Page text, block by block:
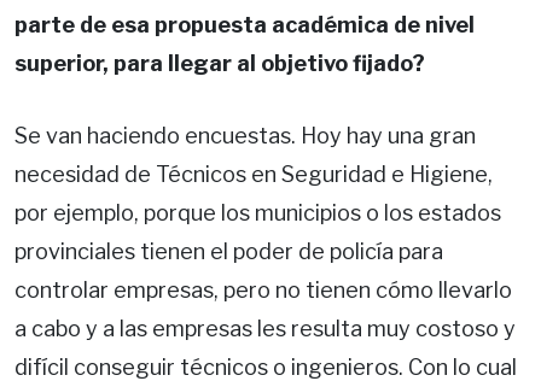
parte de esa propuesta académica de nivel
superior, para llegar al objetivo fijado?
Se van haciendo encuestas. Hoy hay una gran
necesidad de Técnicos en Seguridad e Higiene,
por ejemplo, porque los municipios o los estados
provinciales tienen el poder de policía para
controlar empresas, pero no tienen cómo llevarlo
a cabo y a las empresas les resulta muy costoso y
difícil conseguir técnicos o ingenieros. Con lo cual